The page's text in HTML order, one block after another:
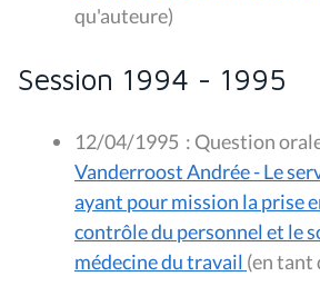
qu'auteure)
Session 1994 - 1995
12/04/1995 :
Vanderroost Andrée - Le
ayant pour mission la prise
contrôle du personnel et le
médecine du travail